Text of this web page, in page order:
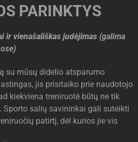
PARINKTYS
ir vienašališkas judėjimas (galima
su mūsų didelio atsparumo
jis prisitaiko prie naudotojo
kiekviena treniruotė būtų ne tik
Sporto salių savininkai gali suteikti
patirtį, dėl kurios jie vis